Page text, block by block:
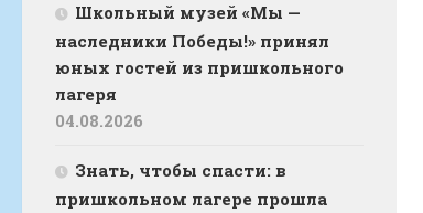
Школьный музей «Мы —
наследники Победы!» принял
юных гостей из пришкольного
лагеря
04.08.2026
Знать, чтобы спасти: в
пришкольном лагере прошла